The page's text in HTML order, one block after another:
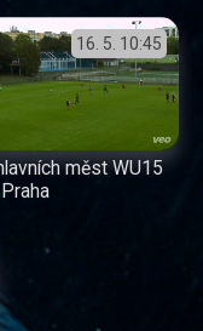
16. 5. 10:45
měst WU15